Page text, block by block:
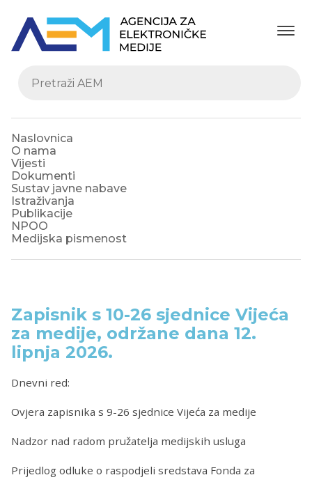
Naslovnica
O nama
Vijesti
Dokumenti
Sustav javne nabave
Istraživanja
Publikacije
NPOO
Medijska pismenost
Zapisnik s 10-26 sjednice Vijeća
za medije, održane dana 12.
lipnja 2026.
Dnevni red:
Ovjera zapisnika s 9-26 sjednice Vijeća za medije
Nadzor nad radom pružatelja medijskih usluga
Prijedlog odluke o raspodjeli sredstava Fonda za